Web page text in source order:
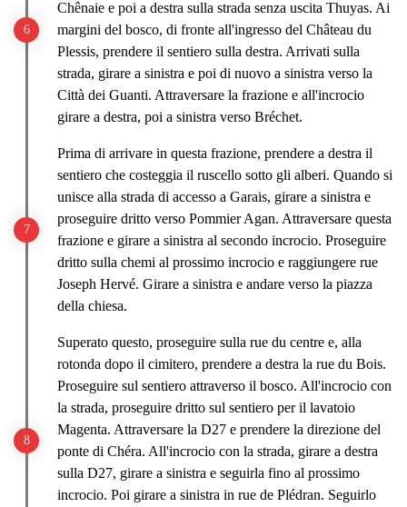
Chênaie e poi a destra sulla strada senza uscita Thuyas. Ai
margini del bosco, di fronte all'ingresso del Château du
Plessis, prendere il sentiero sulla destra. Arrivati sulla
strada, girare a sinistra e poi di nuovo a sinistra verso la
Città dei Guanti. Attraversare la frazione e all'incrocio
girare a destra, poi a sinistra verso Bréchet.
Prima di arrivare in questa frazione, prendere a destra il
sentiero che costeggia il ruscello sotto gli alberi. Quando si
unisce alla strada di accesso a Garais, girare a sinistra e
proseguire dritto verso Pommier Agan. Attraversare questa
frazione e girare a sinistra al secondo incrocio. Proseguire
dritto sulla chemi al prossimo incrocio e raggiungere rue
Joseph Hervé. Girare a sinistra e andare verso la piazza
della chiesa.
Superato questo, proseguire sulla rue du centre e, alla
rotonda dopo il cimitero, prendere a destra la rue du Bois.
Proseguire sul sentiero attraverso il bosco. All'incrocio con
la strada, proseguire dritto sul sentiero per il lavatoio
Magenta. Attraversare la D27 e prendere la direzione del
ponte di Chéra. All'incrocio con la strada, girare a destra
sulla D27, girare a sinistra e seguirla fino al prossimo
incrocio. Poi girare a sinistra in rue de Plédran. Seguirlo